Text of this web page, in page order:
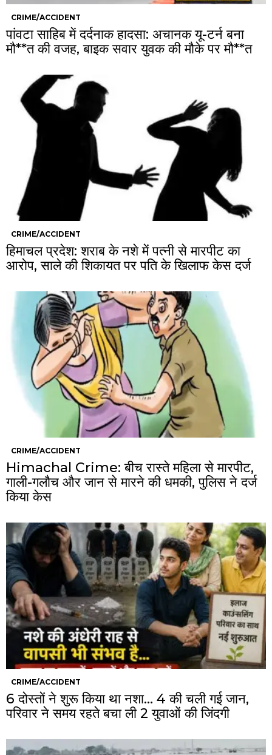
CRIME/ACCIDENT
पांवटा साहिब में दर्दनाक हादसा: अचानक यू-टर्न बना
मौ**त की वजह, बाइक सवार युवक की मौके पर मौ**त
CRIME/ACCIDENT
हिमाचल प्रदेश: शराब के नशे में पत्नी से मारपीट का
आरोप, साले की शिकायत पर पति के खिलाफ केस दर्ज
CRIME/ACCIDENT
Himachal Crime: बीच रास्ते महिला से मारपीट,
गाली-गलौच और जान से मारने की धमकी, पुलिस ने दर्ज
किया केस
CRIME/ACCIDENT
6 दोस्तों ने शुरू किया था नशा… 4 की चली गई जान,
परिवार ने समय रहते बचा ली 2 युवाओं की जिंदगी